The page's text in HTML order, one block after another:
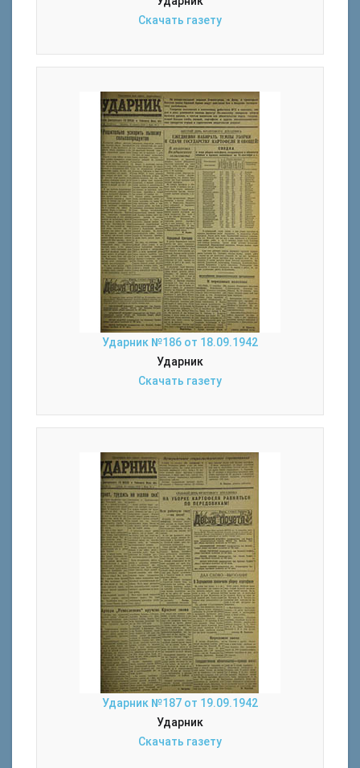
Скачать газету
Ударник №186 от 18.09.1942
Ударник
Скачать газету
Ударник №187 от 19.09.1942
Ударник
Скачать газету